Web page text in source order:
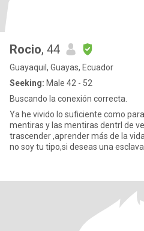
Rocio, 44
Guayaquil, Guayas, Ecuador
Seeking: Male 42 - 52
Buscando la conexión correcta.
Ya he vivido lo suficiente como
mentiras y las mentiras dentrl de
trascender ,aprender más de la
no soy tu tipo,si deseas una